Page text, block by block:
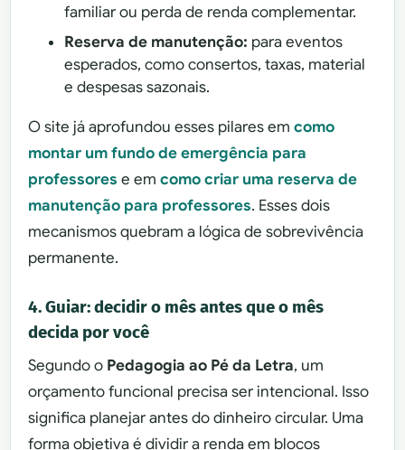
familiar ou perda de renda complementar.
Reserva de manutenção: para eventos
esperados, como consertos, taxas, material
e despesas sazonais.
O site já aprofundou esses pilares emcomo
montar um fundo de emergência para
professores e emcomo criar uma reserva de
manutenção para professores. Esses dois
mecanismos quebram a lógica de sobrevivência
permanente.
4. Guiar: decidir o mês antes que o mês
decida por você
Segundo o Pedagogia ao Pé da Letra, um
orçamento funcional precisa ser intencional. Isso
significa planejar antes do dinheiro circular. Uma
forma objetiva é dividir a renda em blocos